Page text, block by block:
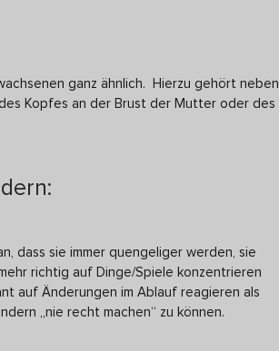
ganz ähnlich. Hierzu gehört neben
Kopfes an der Brust der Mutter oder des
dass sie immer quengeliger werden, sie
richtig auf Dinge/Spiele konzentrieren
auf Änderungen im Ablauf reagieren als
„nie recht machen“ zu können.